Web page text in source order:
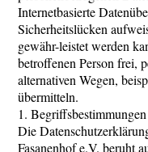
Internetbasierte
Sicherheitslücken
gewähr-leistet werden
betroffenen Person frei,
alternativen Wegen,
übermitteln.
1. Begriffsbestimmungen
Die
Fasanenhof e.V. beruht